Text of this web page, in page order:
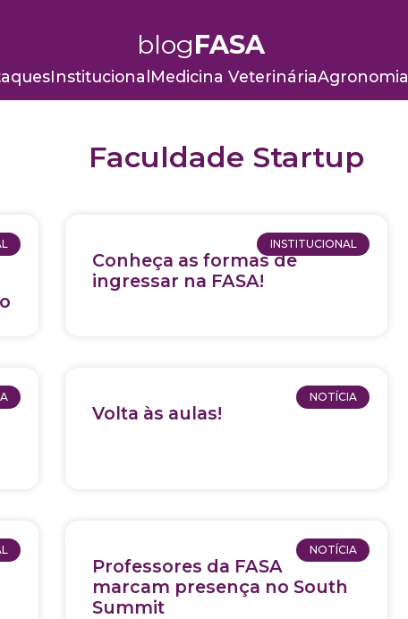
blogFASA
Institucional Medicina VeterináriaAgronomia
Faculdade Startup
INSTITUCIONAL
Conheça as formas de
ingressar na FASA!
NOTÍCIA
Volta às aulas!
NOTÍCIA
Professores da FASA
marcam presença no South
Summit